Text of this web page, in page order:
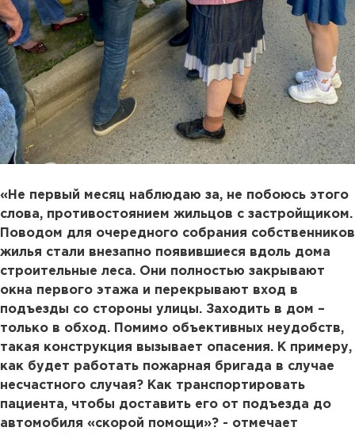
«Не первый месяц наблюдаю за, не побоюсь этого
слова, противостоянием жильцов с застройщиком.
Поводом для очередного собрания собственников
жилья стали внезапно появившиеся вдоль дома
строительные леса. Они полностью закрывают
окна первого этажа и перекрывают вход в
подъезды со стороны улицы. Заходить в дом –
только в обход. Помимо объективных неудобств,
такая конструкция вызывает опасения. К примеру,
как будет работать пожарная бригада в случае
несчастного случая? Как транспортировать
пациента, чтобы доставить его от подъезда до
автомобиля «скорой помощи»? - отмечает